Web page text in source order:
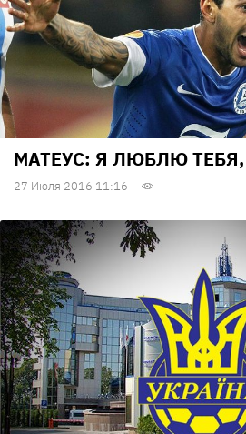
МАТЕУС: Я ЛЮБЛЮ
27 Июля 2016 11:16